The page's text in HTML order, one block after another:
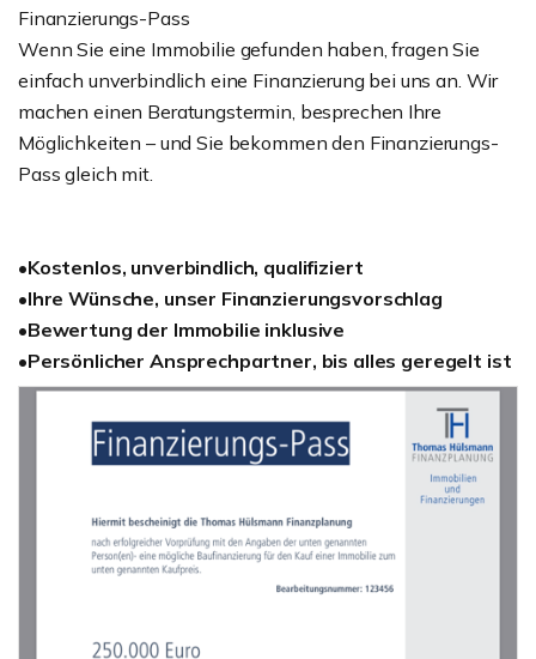
Finanzierungs-Pass
Wenn Sie eine Immobilie gefunden haben, fragen Sie
einfach unverbindlich eine Finanzierung bei uns an. Wir
machen einen Beratungstermin, besprechen Ihre
Möglichkeiten – und Sie bekommen den Finanzierungs-
Pass gleich mit.
•Kostenlos, unverbindlich, qualifiziert
•Ihre Wünsche, unser Finanzierungsvorschlag
•Bewertung der Immobilie inklusive
•Persönlicher Ansprechpartner, bis alles geregelt ist